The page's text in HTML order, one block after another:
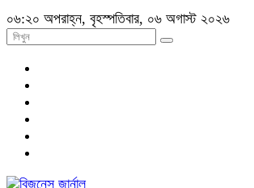
০৬:২০ অপরাহ্ন, বৃহস্পতিবার, ০৬ অগাস্ট ২০২৬